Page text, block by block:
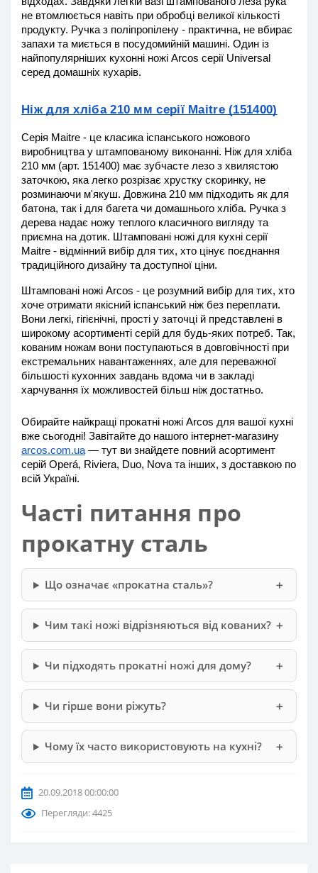
не втомлюється навіть при обробці великої кількості
продукту. Ручка з поліпропілену - практична, не вбирає
запахи та миється в посудомийній машині. Один із
найпопулярніших кухонні ножі Arcos серії Universal
серед домашніх кухарів.
Ніж для хліба 210 мм серії Maitre (151400)
Серія Maitre - це класика іспанського ножового
виробництва у штампованому виконанні. Ніж для хліба
210 мм (арт. 151400) має зубчасте лезо з хвилястою
заточкою, яка легко розрізає хрустку скоринку, не
розминаючи м'якуш. Довжина 210 мм підходить як для
батона, так і для багета чи домашнього хліба. Ручка з
дерева надає ножу теплого класичного вигляду та
приємна на дотик. Штамповані ножі для кухні серії
Maitre - відмінний вибір для тих, хто цінує поєднання
традиційного дизайну та доступної ціни.
Штамповані ножі Arcos - це розумний вибір для тих, хто
хоче отримати якісний іспанський ніж без переплати.
Вони легкі, гігієнічні, прості у заточці й представлені в
широкому асортименті серій для будь-яких потреб. Так,
кованим ножам вони поступаються в довговічності при
екстремальних навантаженнях, але для переважної
більшості кухонних завдань вдома чи в закладі
харчування їх можливостей більш ніж достатньо.
Обирайте найкращі прокатні ножі Arcos для вашої кухні
arcos.com.ua — тут ви знайдете повний асортимент
серій Operá, Riviera, Duo, Nova та інших, з доставкою по
всій Україні.
Часті питання про
прокатну сталь
Що означає «прокатна сталь»?
Чим такі ножі відрізняються від кованих?
Чи підходять прокатні ножі для дому?
Чи гірше вони ріжуть?
Чому їх часто використовують на кухні?
20.09.2018 00:00:00
Перегляди: 4425